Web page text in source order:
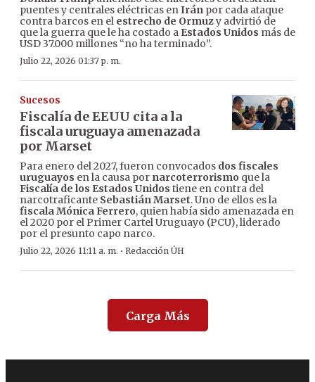
puentes y centrales eléctricas enIrán por cada ataque
contra barcos en el estrecho de Ormuzy advirtió de
que la guerra que le ha costado a Estados Unidos más de
USD 37.000 millones “no ha terminado”.
Julio 22, 2026 01:37 p. m.
Sucesos
Fiscalía de EEUU cita a la
fiscala uruguaya amenazada
por Marset
Para enero del 2027, fueron convocados dos fiscales
uruguayos en la causa por narcoterrorismo que la
Fiscalía de los Estados Unidos tiene en contra del
narcotraficante Sebastián Marset. Uno de ellos es la
fiscala Mónica Ferrero, quien había sido amenazada en
el 2020 por el Primer Cartel Uruguayo (PCU), liderado
por el presunto capo narco.
Julio 22, 2026 11:11 a. m. · Redacción ÚH
Carga Más